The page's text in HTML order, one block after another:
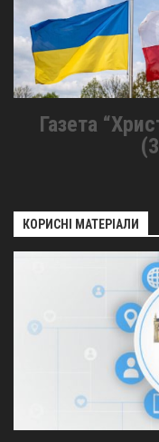
Газета
КОРИСНІ МАТЕРІАЛИ